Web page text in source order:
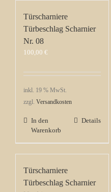
Türscharniere
Türbeschlag Scharnier
Nr. 08
100,00 €
inkl. 19 % MwSt.
zzgl. Versandkosten
In den
Warenkorb
Details
Türscharniere
Türbeschlag Scharnier